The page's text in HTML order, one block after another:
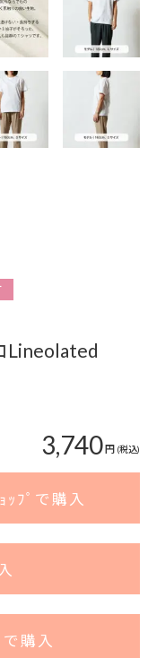
Lineolated
3,740円 (税込)
ｯﾌﾟで購入
購入